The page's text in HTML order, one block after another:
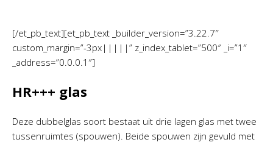
[/et_pb_text][et_pb_text _builder_version=”3.22.7″
custom_margin=”-3px|||||” z_index_tablet=”500″ _i=”1″
_address=”0.0.0.1″]
HR+++ glas
Deze dubbelglas soort bestaat uit drie lagen glas met twee
tussenruimtes (spouwen). Beide spouwen zijn gevuld met